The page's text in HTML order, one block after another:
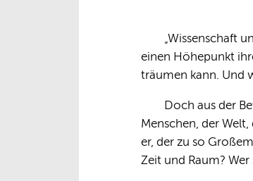
„Wissenschaft
einen Höhepunkt
träumen kann. Und
Doch aus der
Menschen, der
er, der zu so
Zeit und Raum? Wer